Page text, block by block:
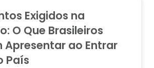
Exigidos na
O Que Brasileiros
Apresentar ao Entrar
País